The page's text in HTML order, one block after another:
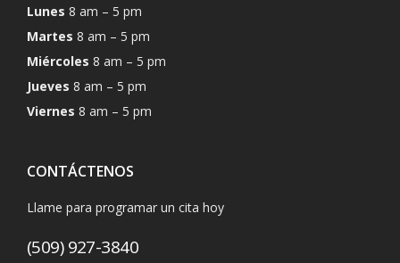
Lunes 8 am – 5 pm
Martes 8 am – 5 pm
Miércoles 8 am – 5 pm
Jueves 8 am – 5 pm
Viernes 8 am – 5 pm
CONTÁCTENOS
Llame para programar un cita hoy
(509) 927-3840